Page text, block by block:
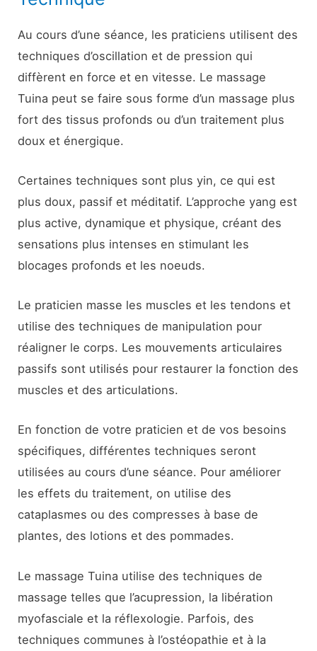
Au cours d’une séance, les praticiens utilisent des
techniques d’oscillation et de pression qui
diffèrent en force et en vitesse. Le massage
Tuina peut se faire sous forme d’un massage plus
fort des tissus profonds ou d’un traitement plus
doux et énergique.
Certaines techniques sont plus yin, ce qui est
plus doux, passif et méditatif. L’approche yang est
plus active, dynamique et physique, créant des
sensations plus intenses en stimulant les
blocages profonds et les noeuds.
Le praticien masse les muscles et les tendons et
utilise des techniques de manipulation pour
réaligner le corps. Les mouvements articulaires
passifs sont utilisés pour restaurer la fonction des
muscles et des articulations.
En fonction de votre praticien et de vos besoins
spécifiques, différentes techniques seront
utilisées au cours d’une séance. Pour améliorer
les effets du traitement, on utilise des
cataplasmes ou des compresses à base de
plantes, des lotions et des pommades.
Le massage Tuina utilise des techniques de
massage telles que l’acupression, la libération
myofasciale et la réflexologie. Parfois, des
techniques communes à l’ostéopathie et à la